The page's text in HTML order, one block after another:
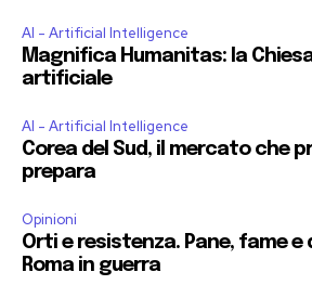
AI - Artificial Intelligence
Magnifica Humanitas: la
artificiale
AI - Artificial Intelligence
Corea del Sud, il mercato che
prepara
Opinioni
Orti e resistenza. Pane, fame e
Roma in guerra